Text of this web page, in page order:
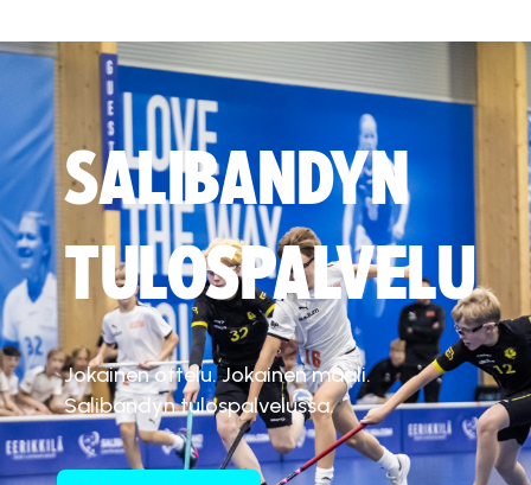
SALIBANDYN
TULOSPALVELU
Jokainen ottelu. Jokainen maali.
Salibandyn tulospalvelussa.